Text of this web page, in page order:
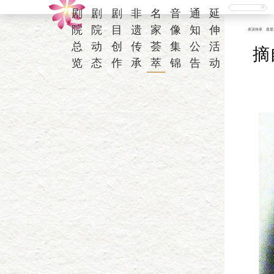
剧
院
总
览
剧
院
动
态
剧
目
创
作
非
遗
传
承
名
家
荟
萃
音
像
集
锦
通
知
公
告
延
伸
活
动
表演传承 星星
摘